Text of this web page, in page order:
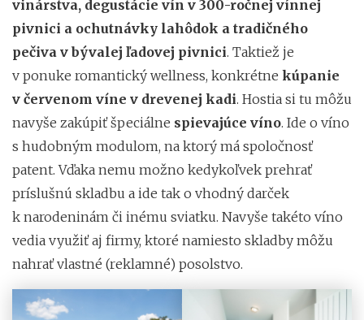
vinárstva, degustácie vín v 300-ročnej vínnej
pivnici a ochutnávky lahôdok a tradičného
pečiva v bývalej ľadovej pivnici. Taktiež je
v ponuke romantický wellness, konkrétne kúpanie
v červenom víne v drevenej kadi. Hostia si tu môžu
navyše zakúpiť špeciálne spievajúce víno. Ide o víno
s hudobným modulom, na ktorý má spoločnosť
patent. Vďaka nemu možno kedykoľvek prehrať
príslušnú skladbu a ide tak o vhodný darček
k narodeninám či inému sviatku. Navyše takéto víno
vedia využiť aj firmy, ktoré namiesto skladby môžu
nahrať vlastné (reklamné) posolstvo.